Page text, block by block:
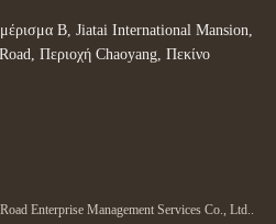
Β, Jiatai International Mansion,
Περιοχή Chaoyang, Πεκίνο
Enterprise Management Services Co., Ltd..